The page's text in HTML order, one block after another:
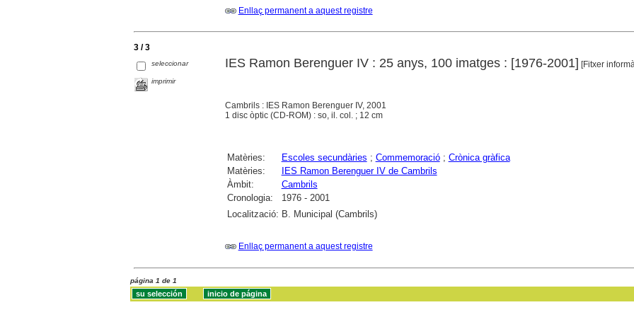
Enllaç permanent a aquest registre
3 / 3
seleccionar
imprimir
IES Ramon Berenguer IV : 25 anys, 100 imatges : [1976-2001] [Fitxer
Cambrils : IES Ramon Berenguer IV, 2001
1 disc òptic (CD-ROM) : so, il. col. ; 12 cm
Matèries: Escoles secundàries ; Commemoració; Crònica gràfica
Matèries:
IES Ramon Berenguer IV de Cambrils
Àmbit:
Cambrils
Cronologia:
1976 - 2001
Localització: B. Municipal (Cambrils)
Enllaç permanent a aquest registre
página 1 de 1